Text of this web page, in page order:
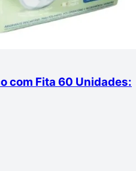
com Fita 60 Unidades: